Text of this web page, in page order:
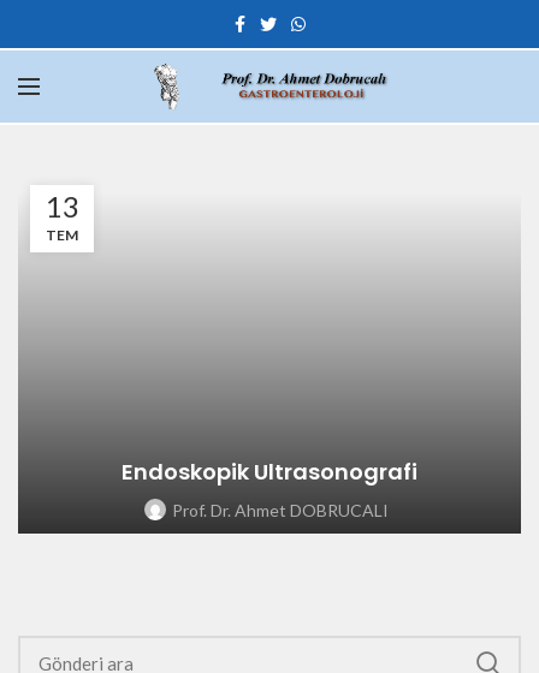
13
TEM
Endoskopik Ultrasonografi
Prof. Dr. Ahmet DOBRUCALI